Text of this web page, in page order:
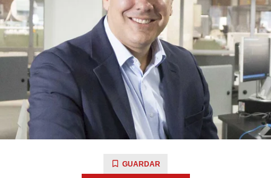
GUARDAR